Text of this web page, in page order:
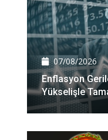
07/08/2026
Enflasyon
Yükselişle